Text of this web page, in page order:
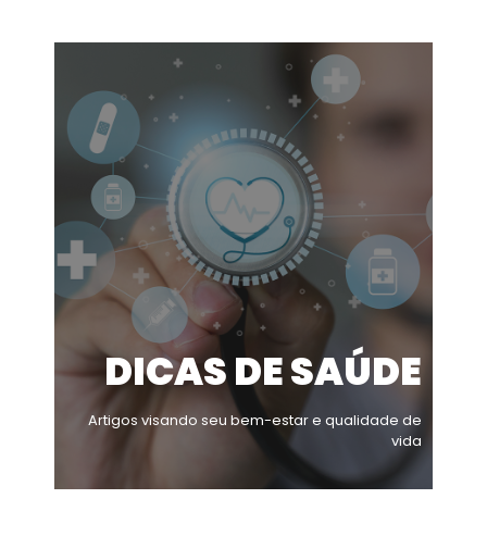
DICAS DE SAÚDE
Artigos visando seu bem-estar e qualidade de
vida